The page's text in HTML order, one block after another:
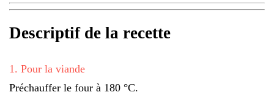
Descriptif de la recette
1 . Pour la viande
Préchauffer le four à 180 °C.